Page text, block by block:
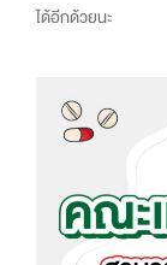
ได้อีกด้วยนะ